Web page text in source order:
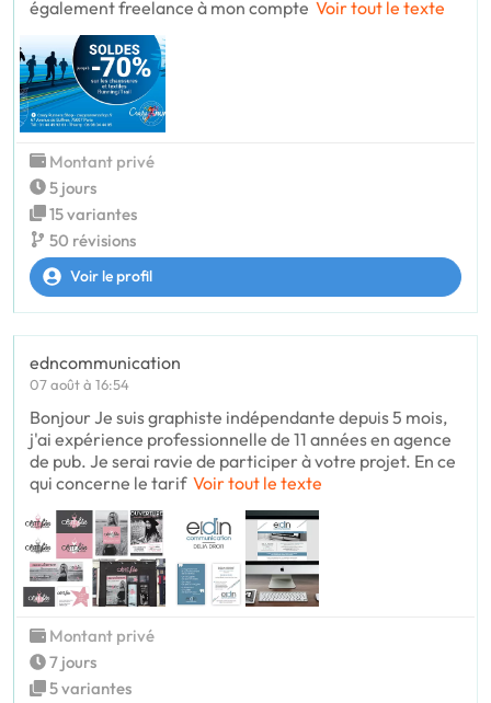
également freelance à mon compte Voir tout le texte
Montant privé
5 jours
15 variantes
50 révisions
Voir le profil
edncommunication
07 août à 16:54
Bonjour Je suis graphiste indépendante depuis 5 mois,
j'ai expérience professionnelle de 11 années en agence
de pub. Je serai ravie de participer à votre projet. En ce
qui concerne le tarif Voir tout le texte
Montant privé
7 jours
5 variantes